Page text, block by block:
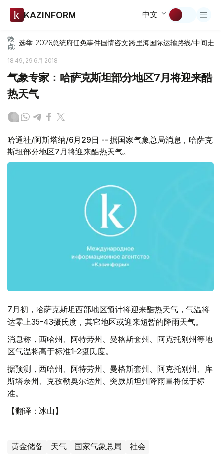
KAZINFORM 中文
热
点: 选举-2026总统府任免事件国情咨文跨里海国际运输路线/中间走廊
18:49, 29 6月 2018
气象专家：哈萨克斯坦部分地区7月将迎来酷
热天气
哈通社/阿斯塔纳/6月29日 -- 据国家气象总局消息，哈萨克
斯坦部分地区7月将迎来酷热天气。
7月初，哈萨克斯坦西部地区预计将迎来酷热天气，气温将
达零上35-43摄氏度，其它地区或迎来短暂的降雨天气。
消息称，西哈州、阿特劳州、曼格斯套州、阿克托别州等地
区气温将高于标准1-2摄氏度。
据预测，西哈州、阿特劳州、曼格斯套州、阿克托别州、库
斯塔奈州、克孜勒奥尔达州、突厥斯坦州降雨量将低于标
准。
【翻译：冰山】
黄金储备 天气 国家气象总局 社会